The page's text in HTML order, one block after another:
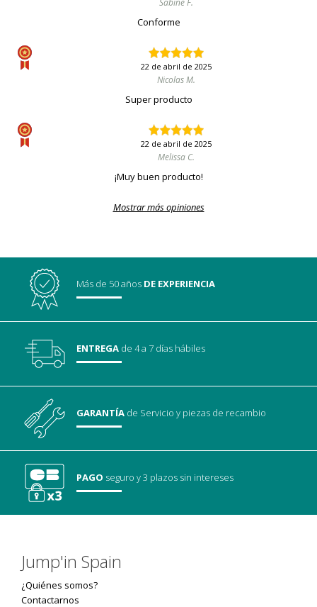
Conforme
22 de abril de 2025
Nicolas M.
Super producto
22 de abril de 2025
Melissa C.
¡Muy buen producto!
Mostrar más opiniones
Más de 50 años DE EXPERIENCIA
ENTREGA de 4 a 7 días hábiles
GARANTÍA de Servicioy piezas de recambio
PAGO seguroy 3 plazos sin intereses
Jump'in Spain
¿Quiénes somos?
Contactarnos